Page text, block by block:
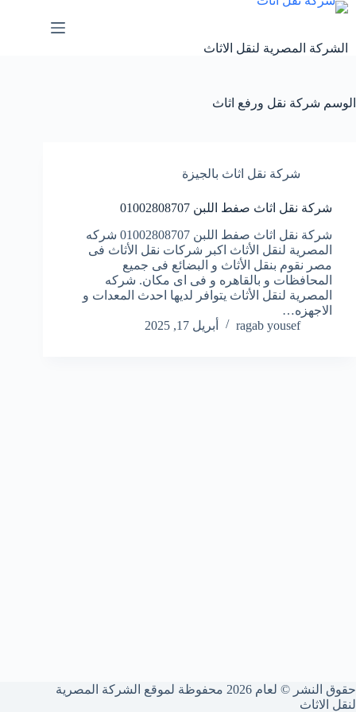
التجاوز
الشركة المصرية لنقل الاثاث
الوسم شركة نقل ورفع اثاث
شركة نقل اثاث بالجيزة
شركة نقل اثاث صفط اللبن 01002808707
شركة نقل اثاث صفط اللبن 01002808707 شركه
المصرية لنقل الأثاث اكبر شركات نقل الأثاث فى
مصر نقوم بنقل الأثاث و البضائع فى جميع
المحافظات و بالقاهره و فى اى مكان. شركه
المصرية لنقل الأثاث يتوافر لديها احدث المعدات و
الاجهزه…
ragab yousef
أبريل 17, 2025
حقوق النشر © لعام 2026 محفوظة لموقع الشركة المصرية
لنقل الاثاث